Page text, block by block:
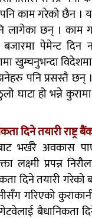
काम गरेको छैन ।
लागेका छन् । काम
बजारमा पेमेन्ट
खुम्चनुभन्दा
पनि प्रसस्तै छन्
घाटा हो भन्ने
दिने तयारी राष्ट्र
भर्खरै अवकास
लक्ष्मी प्रपन्न
दिने तयारी गरेको
गरिएको
गेटवेलाई बैधानिकता